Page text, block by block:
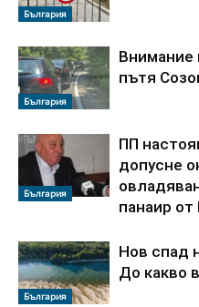
България
България
Внимание
пътя
България
ПП
допусне
панаир от
България
Нов спад
До какво